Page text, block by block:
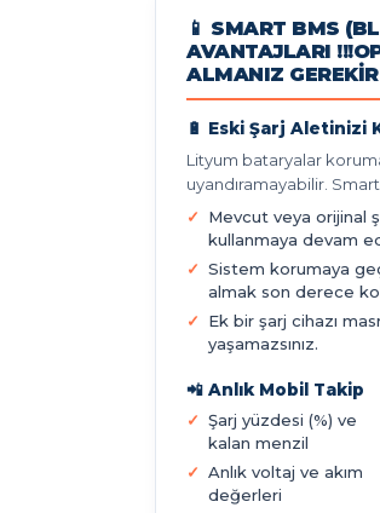
📱 SMART BMS
AVANTAJLARI
ALMANIZ GEREKIR
🔋 Eski Şarj Aletinizi
Lityum bataryalar
uyandıramayabilir.
Mevcut veya orijinal
kullanmaya devam
Sistem korumaya
almak son derece
Ek bir şarj cihazı
yaşamazsınız.
📲 Anlık Mobil Takip
Şarj yüzdesi (%) ve
kalan menzil
Anlık voltaj ve akım
değerleri